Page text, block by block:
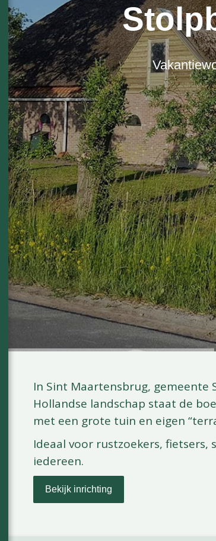
In Sint Maartensbrug, gemeente
Hollandse landschap staat de
met een grote tuin en eigen
Ideaal voor rustzoekers,
iedereen.
Bekijk inrichting